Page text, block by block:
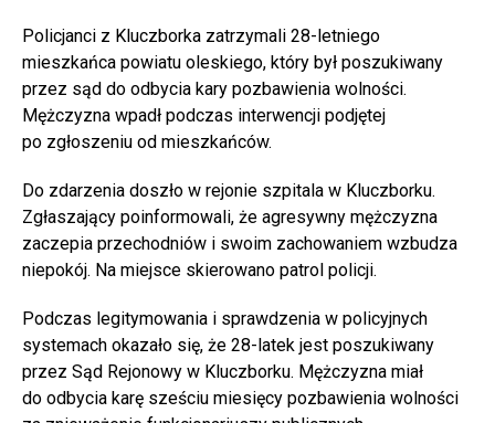
Policjanci z Kluczborka zatrzymali 28-letniego
mieszkańca powiatu oleskiego, który był poszukiwany
przez sąd do odbycia kary pozbawienia wolności.
Mężczyzna wpadł podczas interwencji podjętej
po zgłoszeniu od mieszkańców.
Do zdarzenia doszło w rejonie szpitala w Kluczborku.
Zgłaszający poinformowali, że agresywny mężczyzna
zaczepia przechodniów i swoim zachowaniem wzbudza
niepokój. Na miejsce skierowano patrol policji.
Podczas legitymowania i sprawdzenia w policyjnych
systemach okazało się, że 28-latek jest poszukiwany
przez Sąd Rejonowy w Kluczborku. Mężczyzna miał
do odbycia karę sześciu miesięcy pozbawienia wolności